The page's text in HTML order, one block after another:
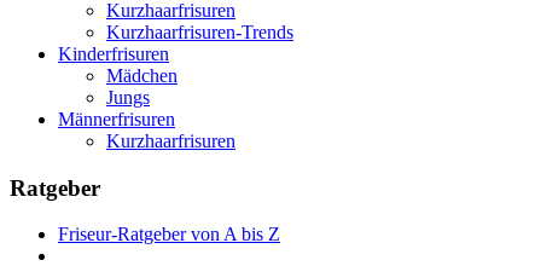
Kurzhaarfrisuren
Kurzhaarfrisuren-Trends
Kinderfrisuren
Mädchen
Jungs
Männerfrisuren
Kurzhaarfrisuren
Ratgeber
Friseur-Ratgeber von A bis Z